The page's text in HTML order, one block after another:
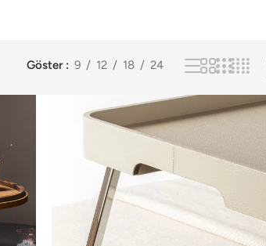
Göster 9 12 18 24